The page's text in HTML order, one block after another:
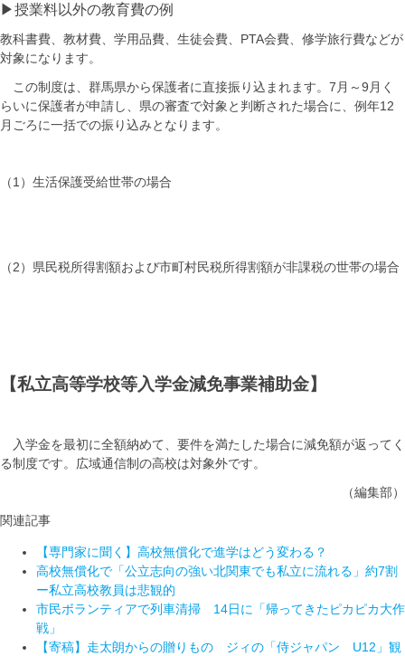
▶授業料以外の教育費の例
教科書費、教材費、学用品費、生徒会費、PTA会費、修学旅行費などが
対象になります。
この制度は、群馬県から保護者に直接振り込まれます。7月～9月く
らいに保護者が申請し、県の審査で対象と判断された場合に、例年12
月ごろに一括での振り込みとなります。
（1）生活保護受給世帯の場合
（2）県民税所得割額および市町村民税所得割額が非課税の世帯の場合
【私立高等学校等入学金減免事業補助金】
入学金を最初に全額納めて、要件を満たした場合に減免額が返ってく
る制度です。広域通信制の高校は対象外です。
（編集部）
関連記事
【専門家に聞く】高校無償化で進学はどう変わる？
高校無償化で「公立志向の強い北関東でも私立に流れる」約7割
ー私立高校教員は悲観的
市民ボランティアで列車清掃 14日に「帰ってきたピカピカ大作
戦」
【寄稿】走太朗からの贈りもの ジィの「侍ジャパン U12」観